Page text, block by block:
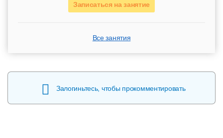
Записаться на занятие
Все занятия
Залогиньтесь, чтобы прокомментировать